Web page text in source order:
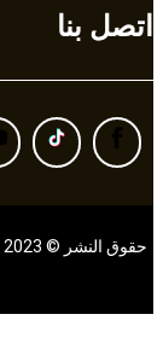
اتصل بنا